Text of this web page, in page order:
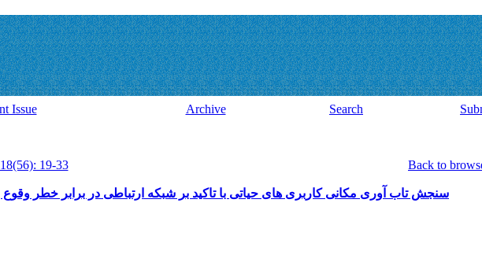
Issue Archive Search
19-33
Back to
سنجش تاب آوری مکانی کاربری های حیاتی با تاکید بر شبکه ارتباطی در برابر خطر وقوع